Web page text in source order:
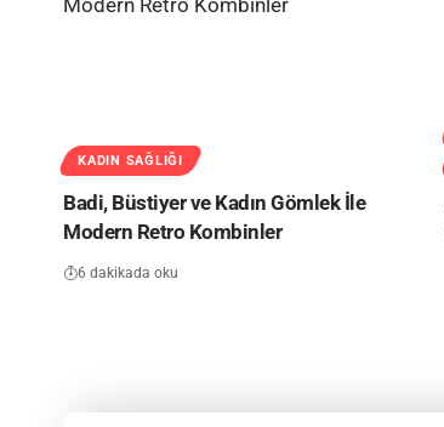
KADIN SAĞLIĞI
Badi, Büstiyer ve Kadın Gömlek İle
Modern Retro Kombinler
6 dakikada oku